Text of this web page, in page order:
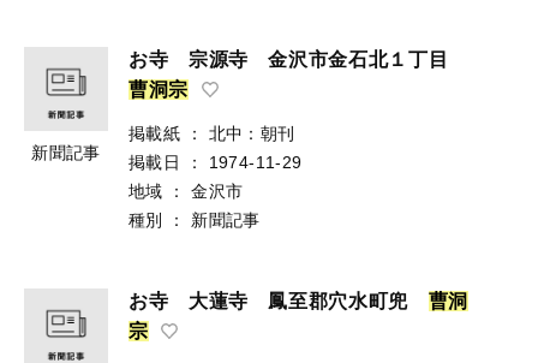
新聞記事
お寺 宗源寺 金沢市金石北１丁目
曹洞宗
掲載紙 ：
北中：朝刊
掲載日
：
1974-11-29
地域
：
金沢市
種別
： 新聞記事
お寺 大蓮寺 鳳至郡穴水町兜 曹洞
宗